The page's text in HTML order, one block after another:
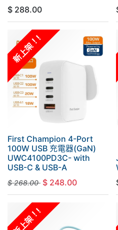
$ 288.00
新上架！!
First Champion 4-Port
100W USB 充電器(GaN)
UWC4100PD3C- with
USB-C & USB-A
$268.00 $ 248.00
新上架！!